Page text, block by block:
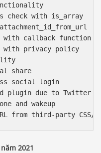
check with is_array
with callback function
with privacy policy
share
social login
plugin due to Twitter
and wakeup
2021